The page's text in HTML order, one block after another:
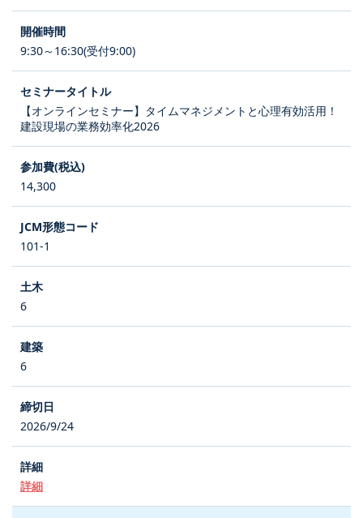
9:30～16:30(受付9:00)
【オンラインセミナー】タイムマネジメントと心理有効活用！
建設現場の業務効率化2026
14,300
101-1
6
6
2026/9/24
詳細